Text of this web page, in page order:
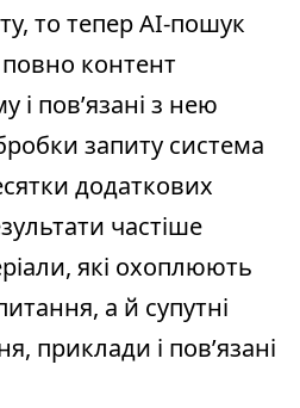
то тепер AI-пошук
контент
і пов’язані з нею
запиту система
додаткових
частіше
які охоплюють
а й супутні
приклади і пов’язані